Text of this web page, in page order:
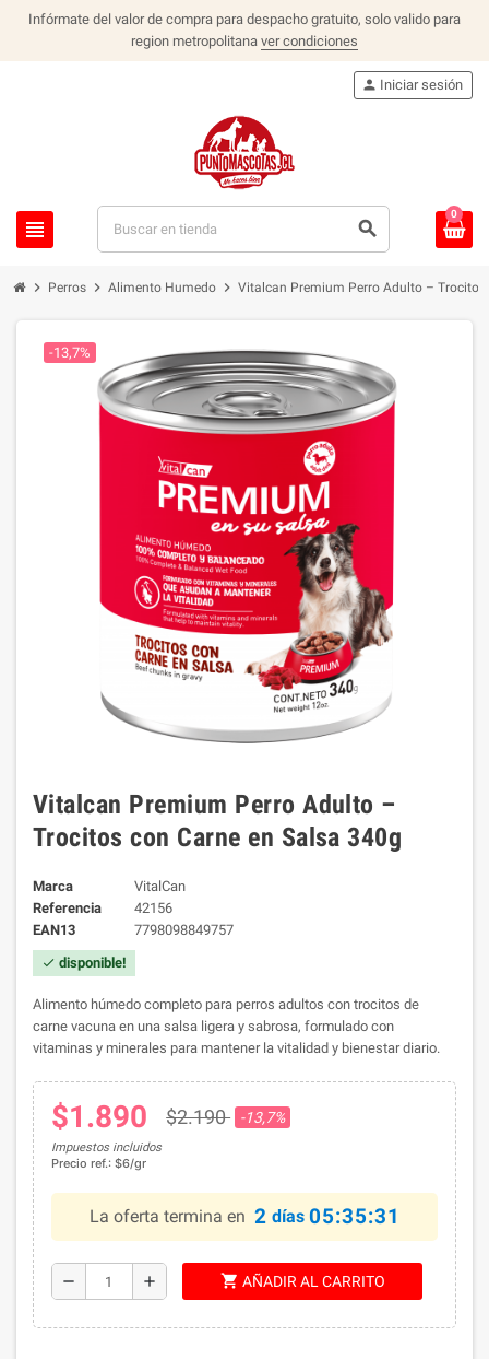
Infórmate del valor de compra para despacho gratuito, solo valido para
region metropolitana ver condiciones
view_headline search
person Iniciar sesión
0
chevron_right Perros chevron_right Alimento Humedo chevron_right Vitalcan Premium Perro Adulto – Trocitos
-13,7%
Vitalcan Premium Perro Adulto –
Trocitos con Carne en Salsa 340g
Marca
VitalCan
Referencia
42156
EAN13
7798098849757
check disponible!
Alimento húmedo completo para perros adultos con trocitos de
carne vacuna en una salsa ligera y sabrosa, formulado con
vitaminas y minerales para mantener la vitalidad y bienestar diario.
$1.890 $2.190 -13,7%
Impuestos incluidos
Precio ref.: $6/gr
La oferta termina en 2 días 05:35:30
remove add shopping_cart AÑADIR AL CARRITO